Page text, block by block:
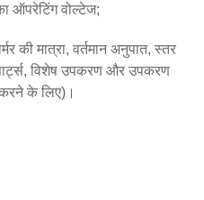
ऑपरेटिंग वोल्टेज;
की मात्रा, वर्तमान अनुपात, स्तर
विशेष उपकरण और उपकरण
के लिए)।